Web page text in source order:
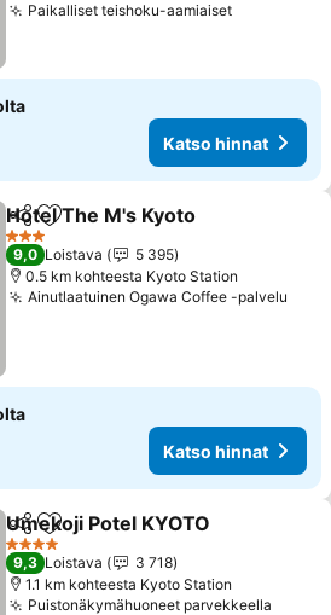
Paikalliset teishoku-aamiaisetKatso
Katso hinnat
Jaa Lisää suosikkeihin
Hotel The M's Kyoto
3 Tähtiluokitus
9,0 Loistava
5 395
0.5 km kohteesta Kyoto Station
Ainutlaatuinen Ogawa Coffee -palvelu
Katso hinnat
Jaa Lisää suosikkeihin
Umekoji Potel KYOTO
4 Tähtiluokitus
9,3 Loistava
3 718
1.1 km kohteesta Kyoto Station
Puistonäkymähuoneet parvekkeella